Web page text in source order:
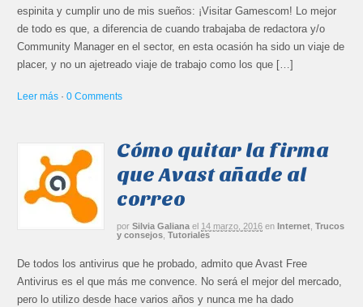
espinita y cumplir uno de mis sueños: ¡Visitar Gamescom! Lo mejor
de todo es que, a diferencia de cuando trabajaba de redactora y/o
Community Manager en el sector, en esta ocasión ha sido un viaje de
placer, y no un ajetreado viaje de trabajo como los que […]
Leer más ·0 Comments
Cómo quitar la firma
que Avast añade al
correo
por Silvia Galiana el 14 marzo, 2016 en Internet ,Trucos
y consejos ,Tutoriales
De todos los antivirus que he probado, admito que Avast Free
Antivirus es el que más me convence. No será el mejor del mercado,
pero lo utilizo desde hace varios años y nunca me ha dado